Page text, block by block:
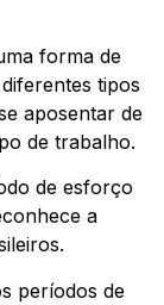
forma de
tipos
aposentar de
de trabalho.
de esforço
a
períodos de